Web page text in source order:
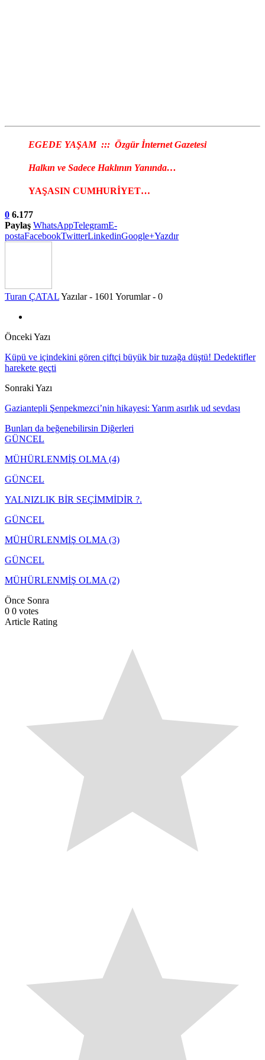
EGEDE YAŞAM ::: Özgür İnternet Gazetesi
Halkın ve Sadece Haklının Yanında…
YAŞASIN CUMHURİYET…
0 6.177
Paylaş WhatsAppTelegramE-
postaFacebookTwitterLinkedinGoogle+Yazdır
Turan ÇATALYazılar - 1601 Yorumlar - 0
Önceki Yazı
Küpü ve içindekini gören çiftçi büyük bir tuzağa düştü! Dedektifler
harekete geçti
Sonraki Yazı
Gaziantepli Şenpekmezci’nin hikayesi: Yarım asırlık ud sevdası
Bunları da beğenebilirsin Diğerleri
GÜNCEL
MÜHÜRLENMİŞ OLMA (4)
GÜNCEL
YALNIZLIK BİR SEÇİMMİDİR ?.
GÜNCEL
MÜHÜRLENMİŞ OLMA (3)
GÜNCEL
MÜHÜRLENMİŞ OLMA (2)
Önce Sonra
0 0 votes
Article Rating